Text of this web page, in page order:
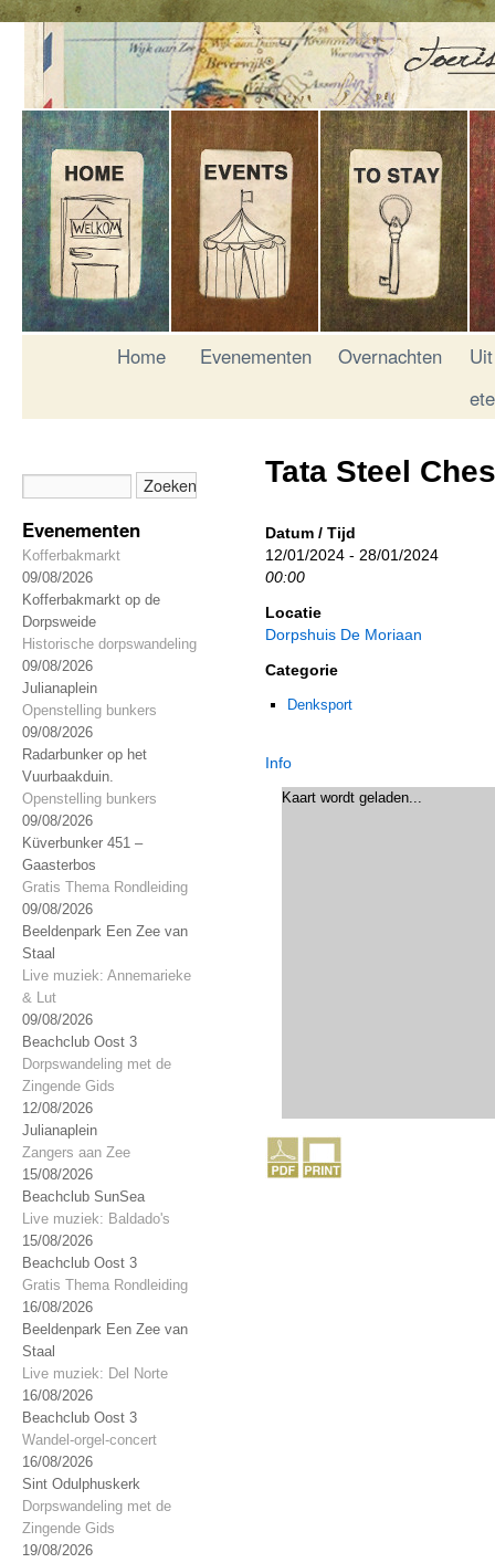
Home Evenementen Overnachten
Uit
Evenementen
Kofferbakmarkt
09/08/2026
Kofferbakmarkt op de
Dorpsweide
Historische dorpswandeling
09/08/2026
Julianaplein
Openstelling bunkers
09/08/2026
Radarbunker op het
Vuurbaakduin.
Openstelling bunkers
09/08/2026
Küverbunker 451 –
Gaasterbos
Gratis Thema Rondleiding
09/08/2026
Beeldenpark Een Zee van
Staal
Live muziek: Annemarieke
& Lut
09/08/2026
Beachclub Oost 3
Dorpswandeling met de
Zingende Gids
12/08/2026
Julianaplein
Zangers aan Zee
15/08/2026
Beachclub SunSea
Live muziek: Baldado's
15/08/2026
Beachclub Oost 3
Gratis Thema Rondleiding
16/08/2026
Beeldenpark Een Zee van
Staal
Live muziek: Del Norte
16/08/2026
Beachclub Oost 3
Wandel-orgel-concert
16/08/2026
Sint Odulphuskerk
Dorpswandeling met de
Zingende Gids
19/08/2026
Tata Steel
Datum / Tijd
12/01/2024 - 28/01/2024
00:00
Locatie
Dorpshuis De Moriaan
Categorie
Denksport
Info
Kaart wordt geladen...